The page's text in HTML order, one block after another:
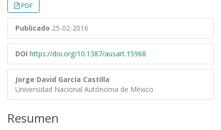
PDF
Publicado 25-02-2016
DOI https://doi.org/10.1387/ausart.15968
Jorge David García Castilla
Universidad Nacional Autónoma de México
Resumen